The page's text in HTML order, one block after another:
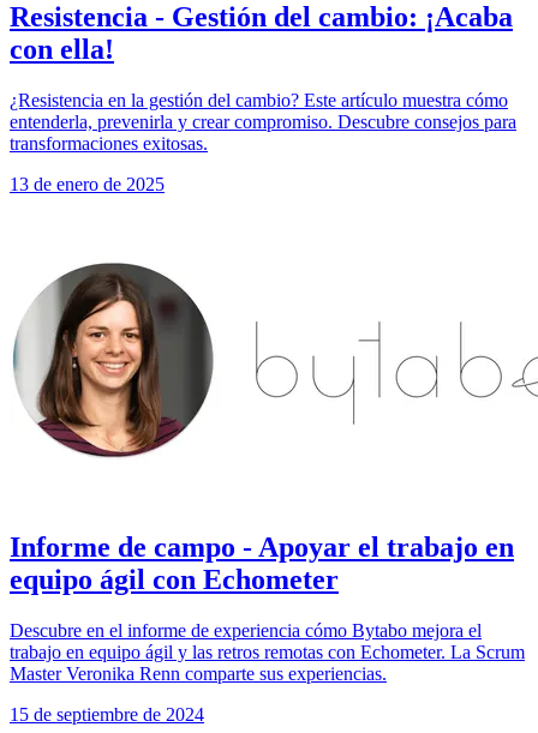
Resistencia - Gestión del cambio: ¡Acaba
con ella!
¿Resistencia en la gestión del cambio? Este artículo muestra cómo
entenderla, prevenirla y crear compromiso. Descubre consejos para
transformaciones exitosas.
13 de enero de 2025
Informe de campo - Apoyar el trabajo en
equipo ágil con Echometer
Descubre en el informe de experiencia cómo Bytabo mejora el
trabajo en equipo ágil y las retros remotas con Echometer. La Scrum
Master Veronika Renn comparte sus experiencias.
15 de septiembre de 2024